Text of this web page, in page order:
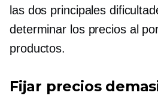
las dos principales
determinar los precios al
productos.
Fijar precios